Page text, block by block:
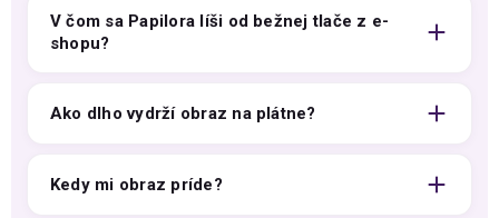
V čom sa Papilora líši od bežnej tlače z e-
shopu?
Ako dlho vydrží obraz na plátne?
Kedy mi obraz príde?